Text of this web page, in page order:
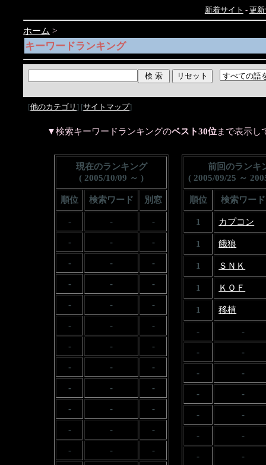
新着サイト - 更
ホーム >
キーワードランキング
[他のカテゴリ] [サイトマップ]
▼検索キーワードランキングのベスト30位まで表示し
現在のランキング
( 2005/10/09 ～ )
順位 検索ワード 別窓
- - -
- - -
- - -
- - -
- - -
- - -
- - -
- - -
- - -
- - -
- - -
- - -
前回のランキ
( 2005/09/25 ～
順位 検索ワード
1 カプコン
1 餓狼
1 ＳＮＫ
1 ＫＯＦ
1 移植
- -
- -
- -
- -
- -
- -
- -